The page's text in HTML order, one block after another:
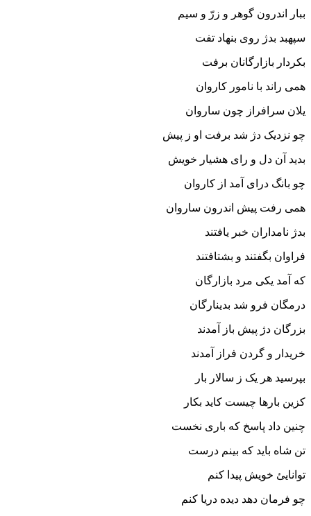
ببار اندرون گوهر و زرّ و سیم‏
سپهبد بدژ روى بنهاد تفت
بکردار بازارگانان برفت‏
همى راند با نامور کاروان
یلان سرافراز چون ساروان‏
چو نزدیک دژ شد برفت او ز پیش
بدید آن دل و راى هشیار خویش‏
چو بانگ دراى آمد از کاروان
همى رفت پیش اندرون ساروان‏
بدژ نامداران خبر یافتند
فراوان بگفتند و بشتافتند
که آمد یکى مرد بازارگان
درمگان فرو شد بدینارگان‏
بزرگان دژ پیش باز آمدند
خریدار و گردن فراز آمدند
بپرسید هر یک ز سالار بار
کزین بارها چیست کاید بکار
چنین داد پاسخ که بارى نخست
تن شاه باید که بینم درست‏
توانایئ خویش پیدا کنم
چو فرمان دهد دیده دریا کنم‏